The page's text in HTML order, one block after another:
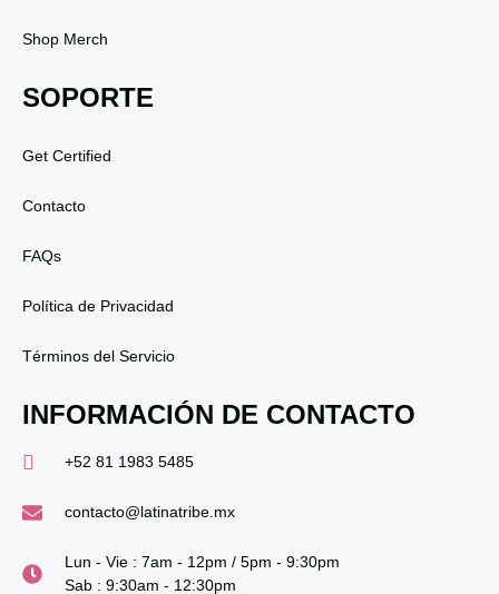
Shop Merch
SOPORTE
Get Certified
Contacto
FAQs
Política de Privacidad
Términos del Servicio
INFORMACIÓN DE CONTACTO
+52 81 1983 5485
contacto@latinatribe.mx
Lun - Vie : 7am - 12pm / 5pm - 9:30pm
Sab : 9:30am - 12:30pm